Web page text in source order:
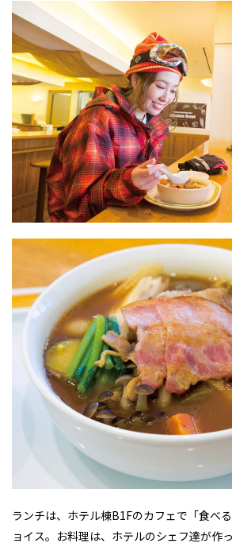
ランチは、ホテル棟B1Fのカフェで「食べ
ョイス。お料理は、ホテルのシェフ達が作